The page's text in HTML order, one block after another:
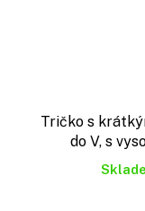
Tričko s
do V, s